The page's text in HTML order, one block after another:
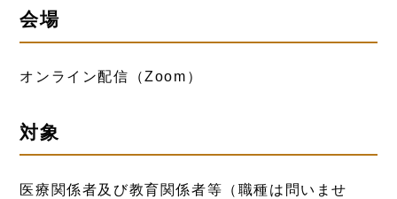
会場
オンライン配信（Zoom）
対象
医療関係者及び教育関係者等（職種は問いませ